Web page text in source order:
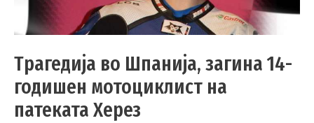
Трагедија во Шпанија, загина 14-
годишен мотоциклист на
патеката Херез